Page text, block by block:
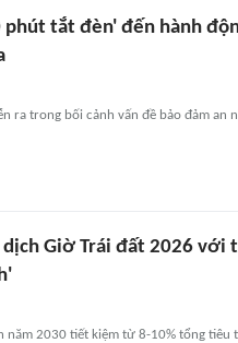
tắt đèn' đến hành
ra trong bối cảnh vấn đề bảo đảm an
Giờ Trái đất 2026 với
năm 2030 tiết kiệm từ 8-10% tổng